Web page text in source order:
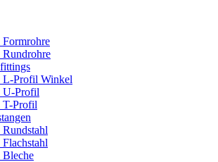
Formrohre
Rundrohre
L-Profil Winkel
U-Profil
T-Profil
Bleche